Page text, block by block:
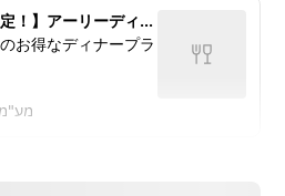
コーンスープ
！】アーリーディナ
お得なディナープラ
・甘味からお選びい